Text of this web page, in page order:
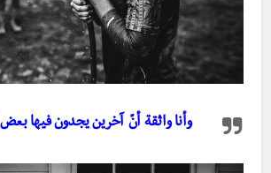
وأنا واثقة أنّ آخرين يجدون فيها